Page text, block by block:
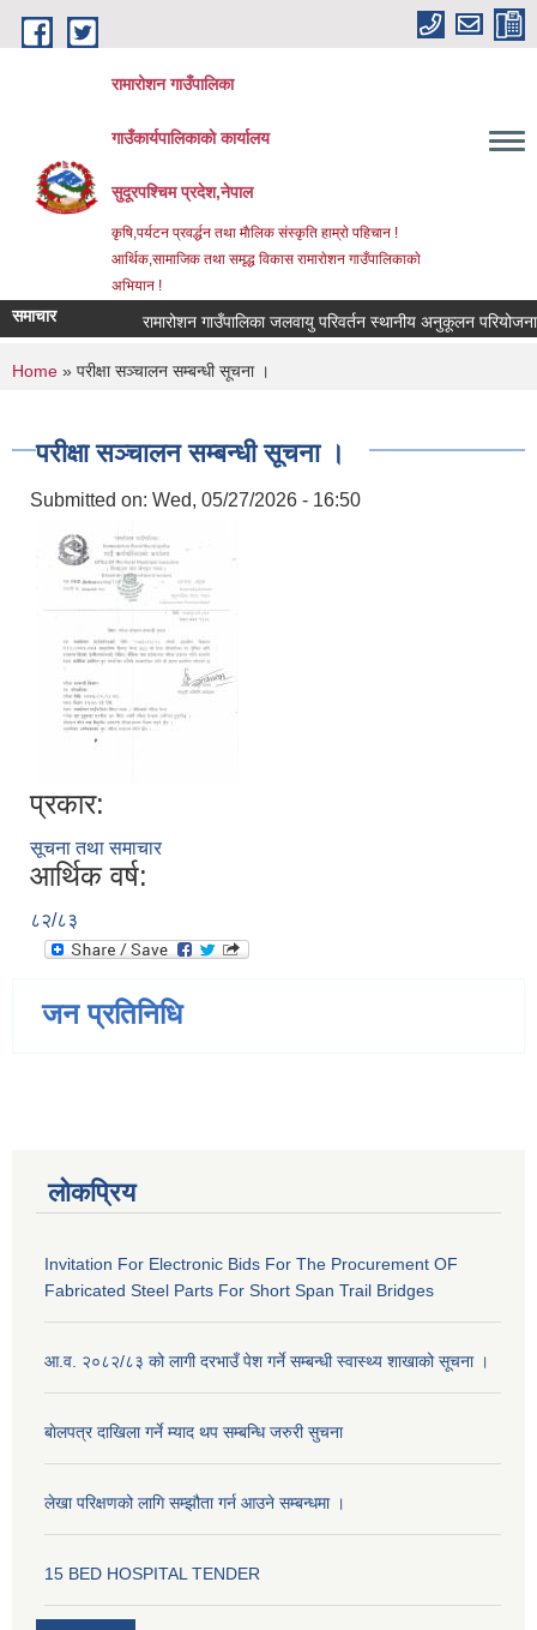
Skip to main content
रामारोशन गाउँपालिका
गाउँकार्यपालिकाकाे कार्यालय
सुदूरपश्चिम प्रदेश,नेपाल
कृषि,पर्यटन प्रवर्द्धन तथा माैलिक संस्कृति हाम्राे पहिचान !
आर्थिक,सामाजिक तथा समृद्ध विकास रामाराेशन गाउँपालिकाकाे
अभियान !
समाचार रामारोशन गाउँपालिका जलवायु परिवर्तन स्थानीय अनुकूलन
You are here
Home » परीक्षा सञ्चालन सम्बन्धी सूचना ।
परीक्षा सञ्चालन सम्बन्धी सूचना ।
Submitted on: Wed, 05/27/2026 - 16:50
प्रकार:
सूचना तथा समाचार
आर्थिक वर्ष:
८२/८३
जन प्रतिनिधि
लोकप्रिय
Invitation For Electronic Bids For The Procurement OF
Fabricated Steel Parts For Short Span Trail Bridges
आ.व. २०८२/८३ को लागी दरभाउँ पेश गर्ने सम्बन्धी स्वास्थ्य शाखाको सूचना ।
बाेलपत्र दाखिला गर्ने म्याद थप सम्बन्धि जरुरी सुचना
लेखा परिक्षणको लागि सम्झौता गर्न आउने सम्बन्धमा ।
15 BED HOSPITAL TENDER